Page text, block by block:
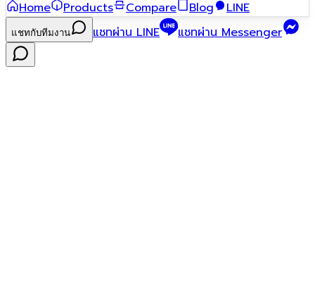
Home
Products Compare Blog LINE
แชทกับทีมงาน แชทผ่าน LINE แชทผ่าน Messenger